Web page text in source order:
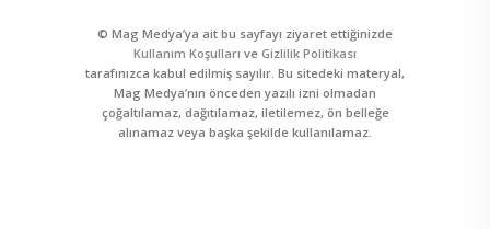
© Mag Medya’ya ait bu sayfayı ziyaret ettiğinizde
Kullanım Koşulları ve Gizlilik Politikası
tarafınızca kabul edilmiş sayılır. Bu sitedeki materyal,
Mag Medya’nın önceden yazılı izni olmadan
çoğaltılamaz, dağıtılamaz, iletilemez, ön belleğe
alınamaz veya başka şekilde kullanılamaz.